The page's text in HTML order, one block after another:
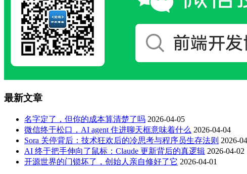
最新文章
名字定了，但你的成本算清楚了吗 2026-04-05
微信终于松口，AI agent 住进聊天框意味着什么 2026-04-04
Sora 关停背后：技术狂欢后的冷思考与程序员生存法则 2026-
AI 终于把手伸向了鼠标：Claude 更新背后的真逻辑 2026-04-02
开源世界的门锁坏了，创始人亲自修好了它 2026-04-01